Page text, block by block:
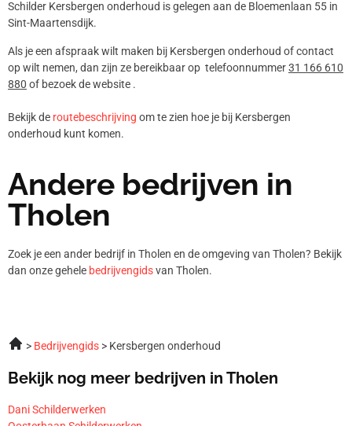
Schilder Kersbergen onderhoud is gelegen aan de Bloemenlaan 55 in
Sint-Maartensdijk.
Als je een afspraak wilt maken bij Kersbergen onderhoud of contact
op wilt nemen, dan zijn ze bereikbaar op telefoonnummer31 166 610
880 of bezoek de website .
Bekijk de routebeschrijving om te zien hoe je bij Kersbergen
onderhoud kunt komen.
Andere bedrijven in
Tholen
Zoek je een ander bedrijf in Tholen en de omgeving van Tholen? Bekijk
dan onze gehele bedrijvengidsvan Tholen.
Bedrijvengids Kersbergen onderhoud
Bekijk nog meer bedrijven in Tholen
Dani Schilderwerken